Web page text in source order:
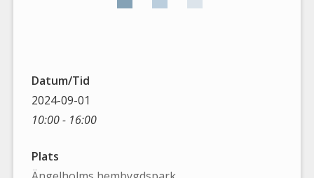
Datum/Tid
2024-09-01
10:00 - 16:00
Plats